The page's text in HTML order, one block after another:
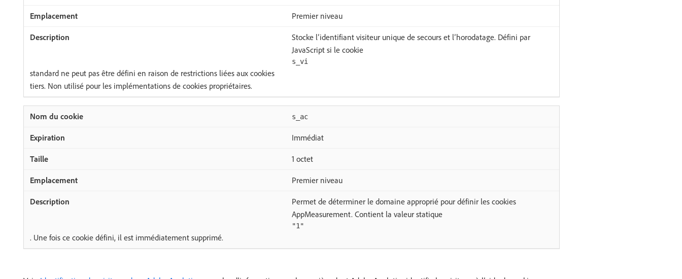
Premier niveau
Stocke l’identifiant visiteur unique de secours et l’horodatage. Défini par
JavaScript si le cookie
s_vi
standard ne peut pas être défini en raison de restrictions liées aux cookies
tiers. Non utilisé pour les implémentations de cookies propriétaires.
s_ac
Immédiat
1 octet
Premier niveau
Permet de déterminer le domaine approprié pour définir les cookies
AppMeasurement. Contient la valeur statique
"1"
. Une fois ce cookie défini, il est immédiatement supprimé.